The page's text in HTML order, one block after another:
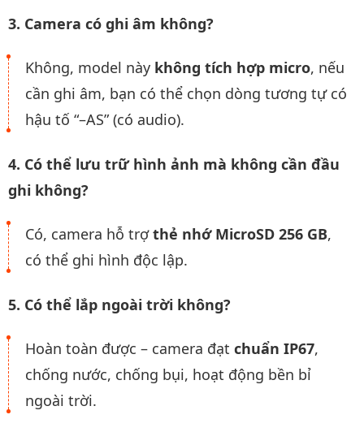
3. Camera có ghi âm không?
Không, model này không tích hợp micro, nếu
cần ghi âm, bạn có thể chọn dòng tương tự có
hậu tố “–AS” (có audio).
4. Có thể lưu trữ hình ảnh mà không cần đầu
ghi không?
Có, camera hỗ trợthẻ nhớ MicroSD 256 GB,
có thể ghi hình độc lập.
5. Có thể lắp ngoài trời không?
Hoàn toàn được – camera đạt chuẩn IP67,
chống nước, chống bụi, hoạt động bền bỉ
ngoài trời.